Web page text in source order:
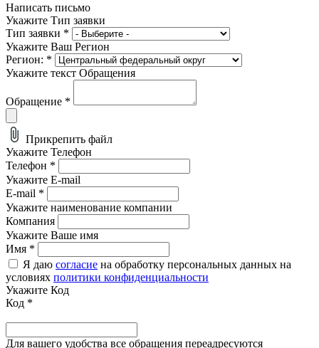
Написать письмо
Укажите Тип заявки
Тип заявки *
Укажите Ваш Регион
Регион: *
Укажите текст Обращения
Обращение *
Прикрепить файл
Укажите Телефон
Телефон *
Укажите E-mail
E-mail *
Укажите наименование компании
Компания
Укажите Ваше имя
Имя *
Я даю согласие на обработку персональных данных на
условиях политики конфиденциальности
Укажите Код
Код *
Для вашего удобства все обращения переадресуются